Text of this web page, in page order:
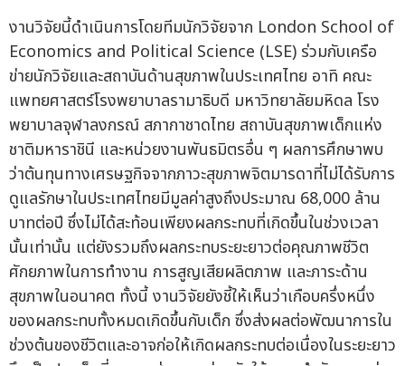
งานวิจัยนี้ดำเนินการโดยทีมนักวิจัยจาก London School of
Economics and Political Science (LSE) ร่วมกับเครือ
ข่ายนักวิจัยและสถาบันด้านสุขภาพในประเทศไทย อาทิ คณะ
แพทยศาสตร์โรงพยาบาลรามาธิบดี มหาวิทยาลัยมหิดล โรง
พยาบาลจุฬาลงกรณ์ สภากาชาดไทย สถาบันสุขภาพเด็กแห่ง
ชาติมหาราชินี และหน่วยงานพันธมิตรอื่น ๆ ผลการศึกษาพบ
ว่าต้นทุนทางเศรษฐกิจจากภาวะสุขภาพจิตมารดาที่ไม่ได้รับการ
ดูแลรักษาในประเทศไทยมีมูลค่าสูงถึงประมาณ 68,000 ล้าน
บาทต่อปี ซึ่งไม่ได้สะท้อนเพียงผลกระทบที่เกิดขึ้นในช่วงเวลา
นั้นเท่านั้น แต่ยังรวมถึงผลกระทบระยะยาวต่อคุณภาพชีวิต
ศักยภาพในการทำงาน การสูญเสียผลิตภาพ และภาระด้าน
สุขภาพในอนาคต ทั้งนี้ งานวิจัยยังชี้ให้เห็นว่าเกือบครึ่งหนึ่ง
ของผลกระทบทั้งหมดเกิดขึ้นกับเด็ก ซึ่งส่งผลต่อพัฒนาการใน
ช่วงต้นของชีวิตและอาจก่อให้เกิดผลกระทบต่อเนื่องในระยะยาว